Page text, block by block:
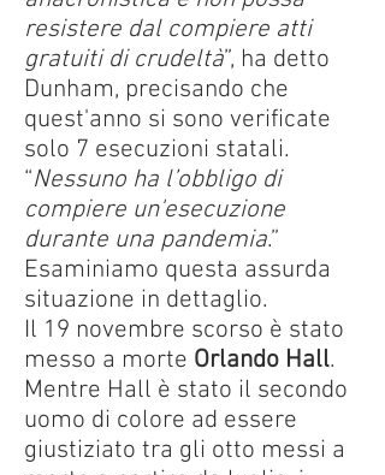
resistere dal compiere atti
gratuiti di crudeltà”, ha detto
Dunham, precisando che
quest'anno si sono verificate
solo 7 esecuzioni statali.
“Nessuno ha l’obbligo di
compiere un'esecuzione
durante una pandemia.”
Esaminiamo questa assurda
situazione in dettaglio.
Il 19 novembre scorso è stato
messo a morte Orlando Hall.
Mentre Hall è stato il secondo
uomo di colore ad essere
giustiziato tra gli otto messi a